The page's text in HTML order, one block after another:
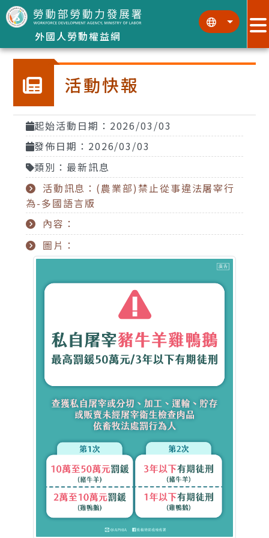
跳到主要內容區塊
外國人勞動權益網
::: :::
活動快報
起始活動日期：2026/03/03
發佈日期：2026/03/03
類別：最新訊息
活動訊息：(農業部)禁止從事違法屠宰行
為-多國語言版
內容：
圖片：